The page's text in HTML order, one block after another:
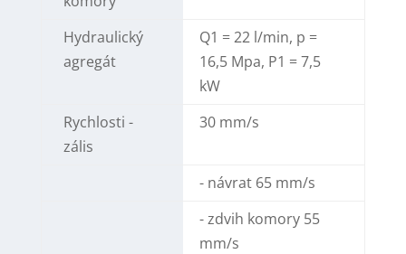
Hydraulický
agregát
Q1 = 22 l/min, p =
16,5 Mpa, P1 = 7,5
kW
Rychlosti -
zális
30 mm/s
- návrat 65 mm/s
- zdvih komory 55
mm/s